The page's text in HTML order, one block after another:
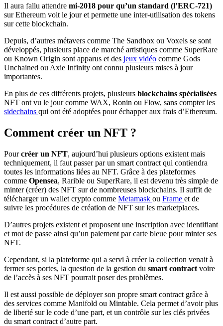
Il aura fallu attendre mi-2018 pour qu’un standard (l’ERC-721)
sur Ethereum voit le jour et permette une inter-utilisation des tokens
sur cette blockchain.
Depuis, d’autres métavers comme The Sandbox ou Voxels se sont
développés, plusieurs place de marché artistiques comme SuperRare
ou Known Origin sont apparus et des jeux vidéo comme Gods
Unchained ou Axie Infinity ont connu plusieurs mises à jour
importantes.
En plus de ces différents projets, plusieurs blockchains spécialisées
NFT ont vu le jour comme WAX, Ronin ou Flow, sans compter les
sidechains qui ont été adoptées pour échapper aux frais d’Ethereum.
Comment créer un NFT ?
Pourcréer un NFT, aujourd’hui plusieurs options existent mais
techniquement, il faut passer par un smart contract qui contiendra
toutes les informations liées au NFT. Grâce à des plateformes
comme Opensea, Rarible ou SuperRare, il est devenu très simple de
minter (créer) des NFT sur de nombreuses blockchains. Il suffit de
télécharger un wallet crypto comme Metamask ou Frame et de
suivre les procédures de création de NFT sur les marketplaces.
D’autres projets existent et proposent une inscription avec identifiant
et mot de passe ainsi qu’un paiement par carte bleue pour minter ses
NFT.
Cependant, si la plateforme qui a servi à créer la collection venait à
fermer ses portes, la question de la gestion du smart contract voire
de l’accès à ses NFT pourrait poser des problèmes.
Il est aussi possible de déployer son propre smart contract grâce à
des services comme Manifold ou Mintable. Cela permet d’avoir plus
de liberté sur le code d’une part, et un contrôle sur les clés privées
du smart contract d’autre part.